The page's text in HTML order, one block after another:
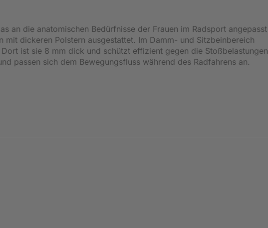
an die anatomischen Bedürfnisse der Frauen im Radsport angepasst
mit dickeren Polstern ausgestattet. Im Damm- und Sitzbeinbereich
ist sie 8 mm dick und schützt effizient gegen die Stoßbelastungen
passen sich dem Bewegungsfluss während des Radfahrens an.